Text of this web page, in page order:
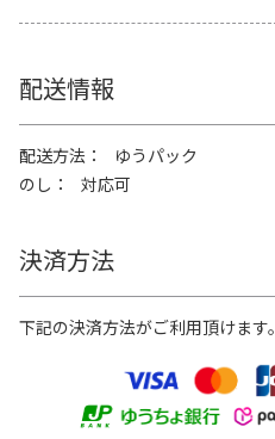
配送情報
配送方法
ゆうパック
のし
対応可
決済方法
下記の決済方法がご利用頂けます。